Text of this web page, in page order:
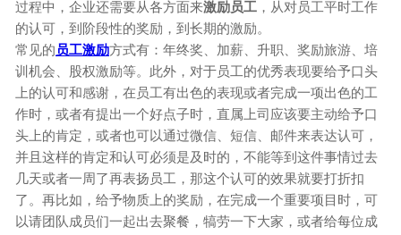
过程中，企业还需要从各方面来激励员工 ，从对员工平时工作
的认可，到阶段性的奖励，到长期的激励。
常见的 员工激励方式有：年终奖、加薪、升职、奖励旅游、培
训机会、股权激励等。此外，对于员工的优秀表现要给予口头
上的认可和感谢，在员工有出色的表现或者完成一项出色的工
作时，或者有提出一个好点子时，直属上司应该要主动给予口
头上的肯定，或者也可以通过微信、短信、邮件来表达认可，
并且这样的肯定和认可必须是及时的，不能等到这件事情过去
几天或者一周了再表扬员工，那这个认可的效果就要打折扣
了。再比如，给予物质上的奖励，在完成一个重要项目时，可
以请团队成员们一起出去聚餐，犒劳一下大家，或者给每位成